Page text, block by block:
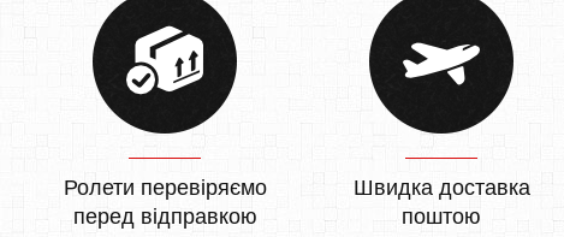
Ролети перевіряємо
перед відправкою
Швидка доставка
поштою